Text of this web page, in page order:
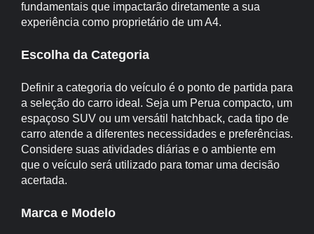
fundamentais que impactarão diretamente a sua
experiência como proprietário de um A4.
Escolha da Categoria
Definir a categoria do veículo é o ponto de partida para
a seleção do carro ideal. Seja um Perua compacto, um
espaçoso SUV ou um versátil hatchback, cada tipo de
carro atende a diferentes necessidades e preferências.
Considere suas atividades diárias e o ambiente em
que o veículo será utilizado para tomar uma decisão
acertada.
Marca e Modelo